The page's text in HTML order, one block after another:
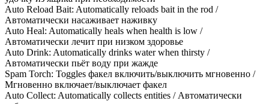
Auto Reload Bait: Automatically reloads bait in the rod /
Автоматически насаживает наживку
Auto Heal: Automatically heals when health is low /
Автоматически лечит при низком здоровье
Auto Drink: Automatically drinks water when thirsty /
Автоматически пьёт воду при жажде
Spam Torch: Toggles факел включить/выключить мгновенно /
Мгновенно включает/выключает факел
Auto Collect: Automatically collects entities / Автоматически